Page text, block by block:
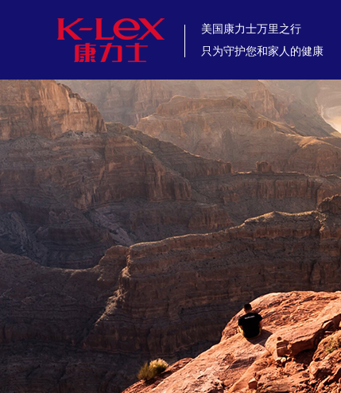
美国康力士万里之行
只为守护您和家人的健康